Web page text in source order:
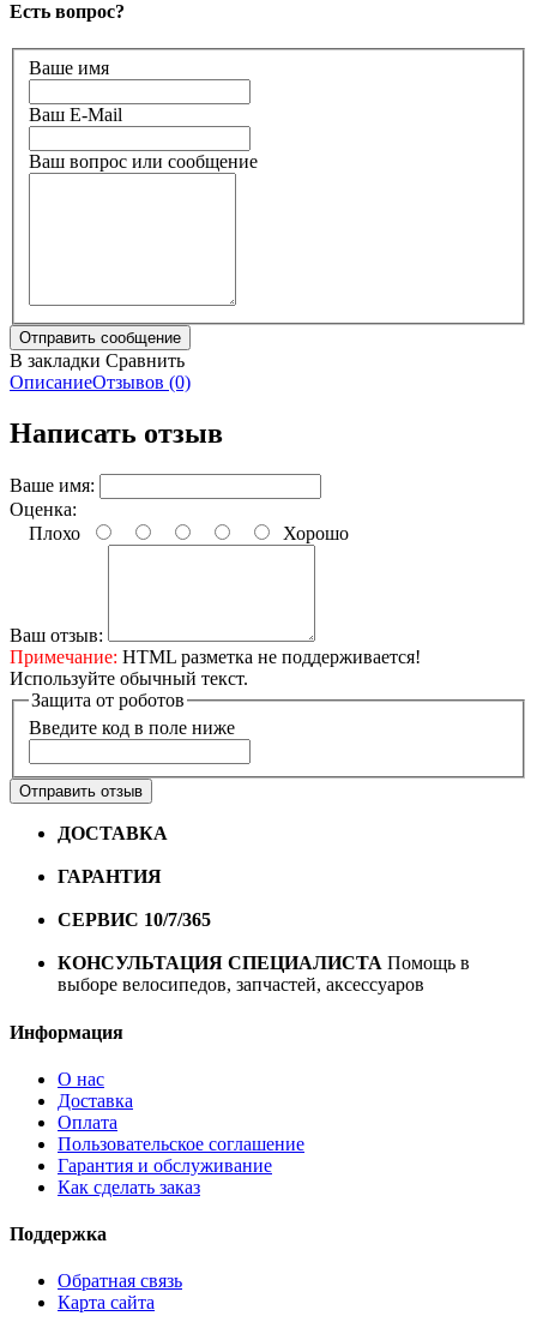
Есть вопрос?
Ваше имя
Ваш E-Mail
Ваш вопрос или сообщение
В закладки Сравнить
ОписаниеОтзывов (0)
Написать отзыв
Ваше имя:
Оценка:
Плохо
Хорошо
Ваш отзыв:
Примечание: HTML разметка не поддерживается!
Используйте обычный текст.
Защита от роботов
Введите код в поле ниже
Отправить отзыв
ДОСТАВКА
ГАРАНТИЯ
СЕРВИС 10/7/365
КОНСУЛЬТАЦИЯ СПЕЦИАЛИСТА Помощь в
выборе велосипедов, запчастей, аксессуаров
Информация
О нас
Доставка
Оплата
Пользовательское соглашение
Гарантия и обслуживание
Как сделать заказ
Поддержка
Обратная связь
Карта сайта